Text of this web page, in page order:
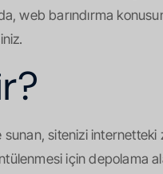
web barındırma
sunan, sitenizi
için depolama